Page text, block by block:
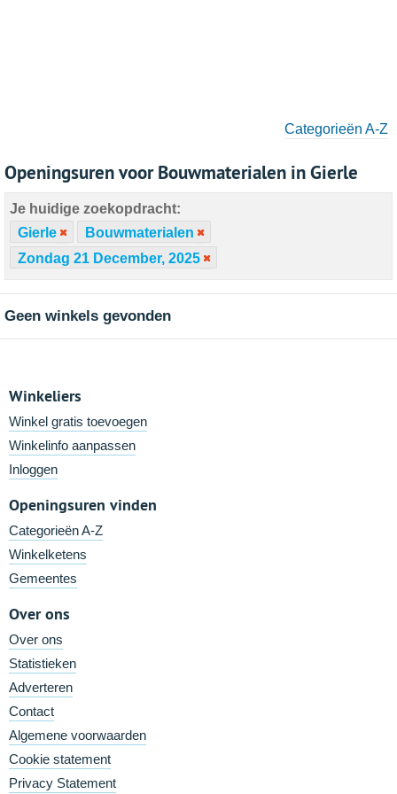
Categorieën A-Z
Openingsuren voor Bouwmaterialen in Gierle
Je huidige zoekopdracht:
Gierle
Bouwmaterialen
Zondag 21 December, 2025
Geen winkels gevonden
Winkeliers
Winkel gratis toevoegen
Winkelinfo aanpassen
Inloggen
Openingsuren vinden
Categorieën A-Z
Winkelketens
Gemeentes
Over ons
Over ons
Statistieken
Adverteren
Contact
Algemene voorwaarden
Cookie statement
Privacy Statement